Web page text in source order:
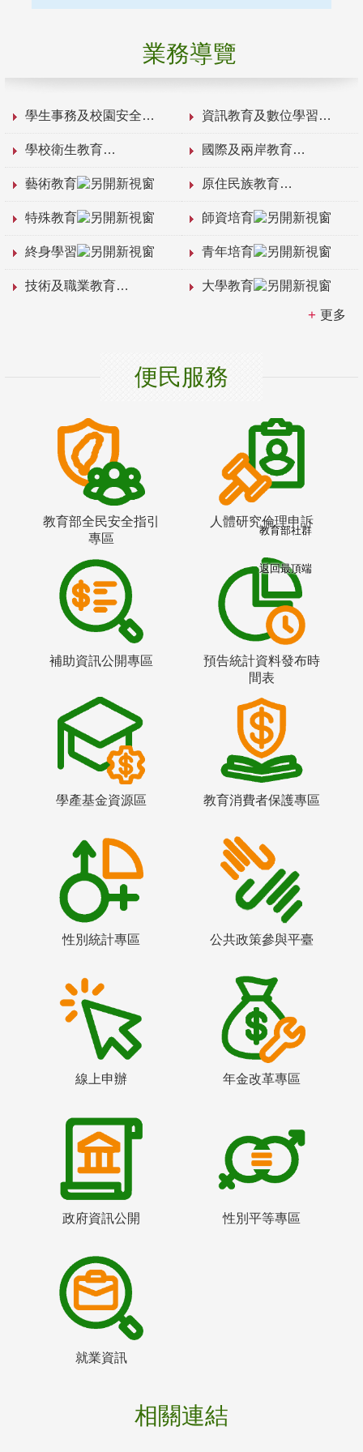
業務導覽
學生事務及校園安全 資訊教育及數位學習
學校衛生教育 國際及兩岸教育
藝術教育 原住民族教育
特殊教育 師資培育
終身學習 青年培育
技術及職業教育 大學教育
更多
便民服務
教育部全民安全指引
專區
人體研究倫理申訴
補助資訊公開專區
預告統計資料發布時
間表
學產基金資源區 教育消費者保護專區
性別統計專區 公共政策參與平臺
線上申辦 年金改革專區
政府資訊公開 性別平等專區
就業資訊
相關連結
教育部社群
返回最頂端